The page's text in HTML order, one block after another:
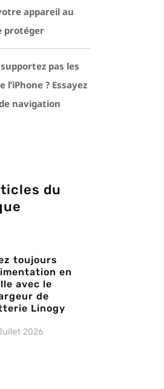
appareil au
protéger
pas les
l’iPhone ? Essayez
navigation
du
toujours
en
avec le
de
Linogy
2026